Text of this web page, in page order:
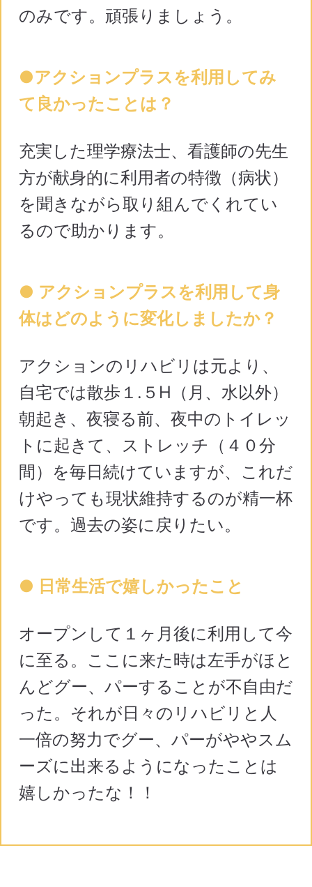
のみです。頑張りましょう。
●アクションプラスを利用してみ
て良かったことは？
充実した理学療法士、看護師の先生
方が献身的に利用者の特徴（病状）
を聞きながら取り組んでくれてい
るので助かります。​
● アクションプラスを利用して身
体はどのように変化しましたか？
アクションのリハビリは元より、
自宅では散歩１.５H（月、水以外）
朝起き、夜寝る前、夜中のトイレッ
トに起きて、ストレッチ（４０分
間）を毎日続けていますが、これだ
けやっても現状維持するのが精一杯
です。過去の姿に戻りたい。
● 日常生活で嬉しかったこと
オープンして１ヶ月後に利用して今
に至る。ここに来た時は左手がほと
んどグー、パーすることが不自由だ
った。それが日々のリハビリと人
一倍の努力でグー、パーがややスム
ーズに出来るようになったことは
嬉しかったな！！